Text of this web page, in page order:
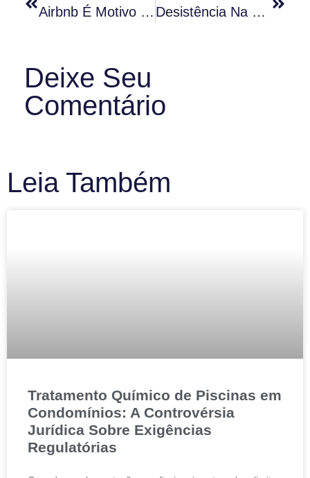
Airbnb É Motivo De Briga E Processo Em Condomínios Desistência Na Compra De Imóvel: Construtoras Cometem Abusos Com Clientes
Deixe Seu
Comentário
Leia Também
Tratamento Químico de Piscinas em
Condomínios: A Controvérsia
Jurídica Sobre Exigências
Regulatórias